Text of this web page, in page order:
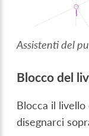
Assistenti del
Blocco del
Blocca il
disegnarci